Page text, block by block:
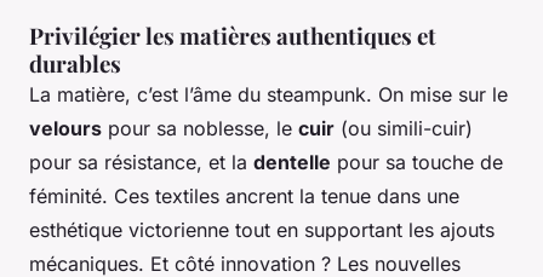
Privilégier les matières authentiques et
durables
La matière, c’est l’âme du steampunk. On mise sur le
velours pour sa noblesse, le cuir (ou simili-cuir)
pour sa résistance, et la dentelle pour sa touche de
féminité. Ces textiles ancrent la tenue dans une
esthétique victorienne tout en supportant les ajouts
mécaniques. Et côté innovation ? Les nouvelles